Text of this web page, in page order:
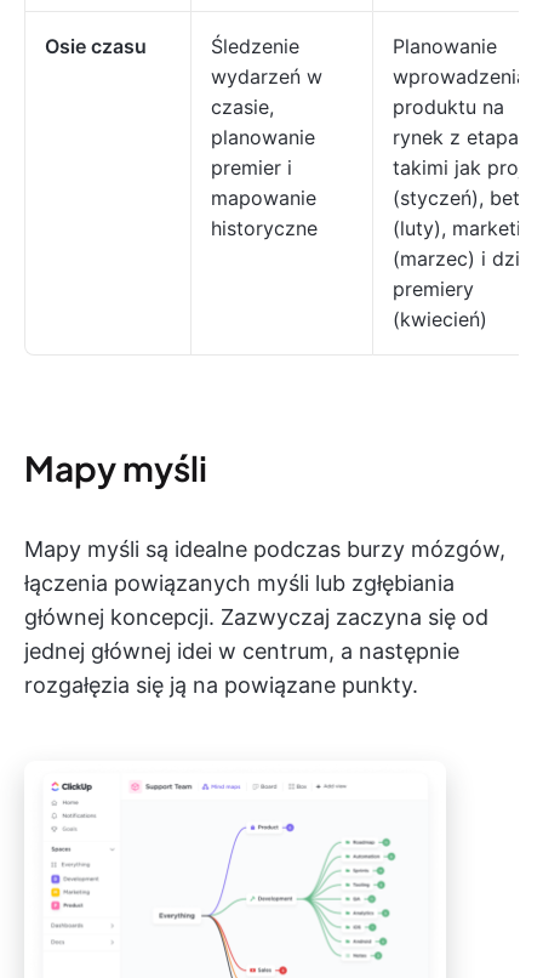
Osie czasu
Śledzenie
wydarzeń w
czasie,
planowanie
premier i
mapowanie
historyczne
Planowanie
wprowadzenia
produktu na
rynek z etapami
takimi jak
(styczeń), beta
(luty), marketing
(marzec) i dzień
premiery
(kwiecień)
Mapy myśli
Mapy myśli są idealne podczas burzy mózgów,
łączenia powiązanych myśli lub zgłębiania
głównej koncepcji. Zazwyczaj zaczyna się od
jednej głównej idei w centrum, a następnie
rozgałęzia się ją na powiązane punkty.